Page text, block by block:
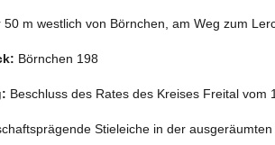
50 m westlich von Börnchen, am Weg zum
Börnchen 198
Beschluss des Rates des Kreises Freital vom
Stieleiche in der